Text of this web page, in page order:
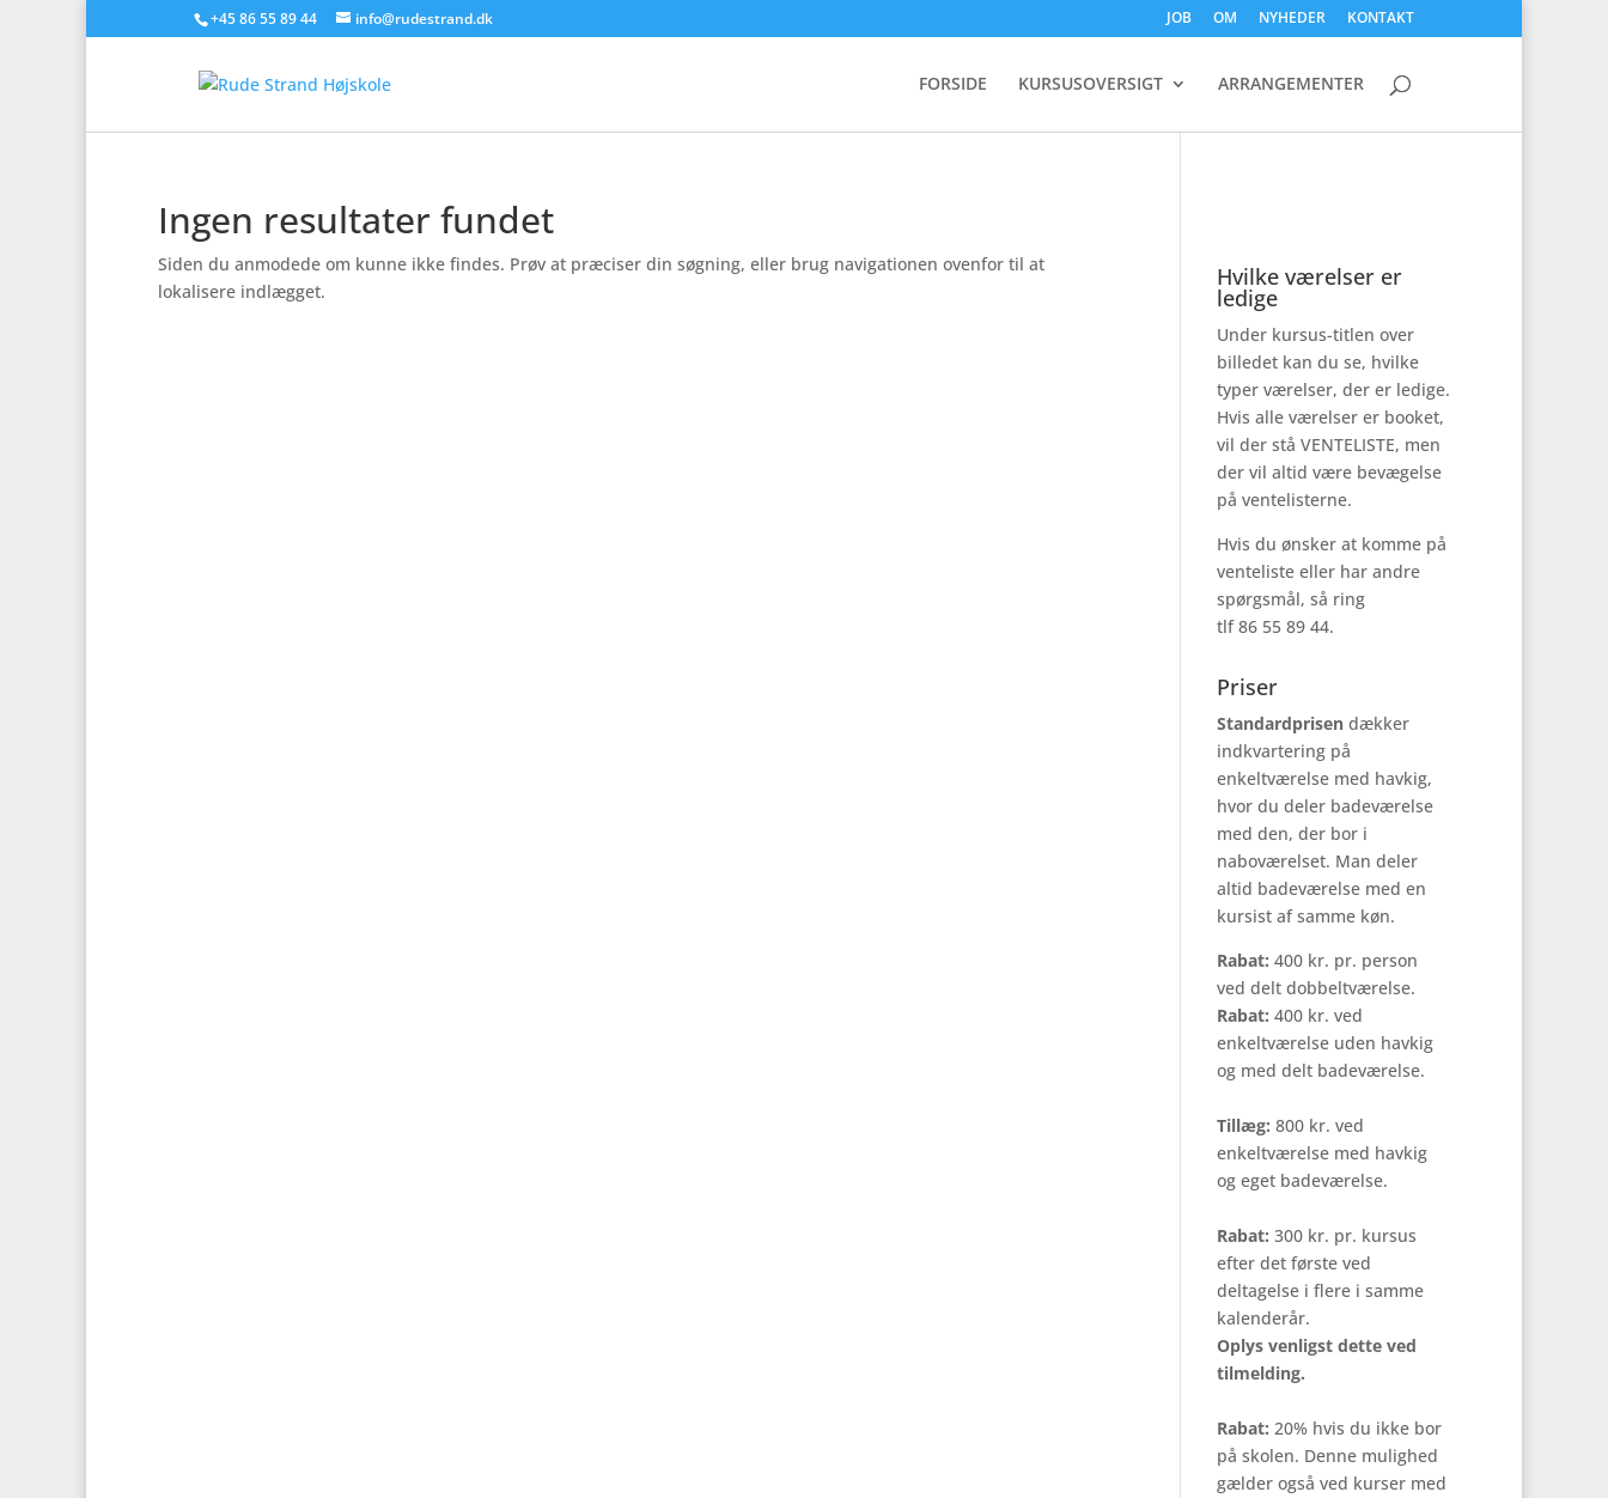
+45 86 55 89 44 info@rudestrand.dk JOB OM NYHEDER KONTAKT
FORSIDE KURSUSOVERSIGT ARRANGEMENTER
Ingen resultater fundet
Siden du anmodede om kunne ikke findes. Prøv at præciser din søgning, eller brug navigationen ovenfor til at
lokalisere indlægget.
Hvilke værelser er
ledige
Under kursus-titlen over
billedet kan du se, hvilke
typer værelser, der er ledige.
Hvis alle værelser er booket,
vil der stå VENTELISTE, men
der vil altid være bevægelse
på ventelisterne.
Hvis du ønsker at komme på
venteliste eller har andre
spørgsmål, så ring
tlf 86 55 89 44.
Priser
Standardprisen dækker
indkvartering på
enkeltværelse med havkig,
hvor du deler badeværelse
med den, der bor i
naboværelset. Man deler
altid badeværelse med en
kursist af samme køn.
Rabat: 400 kr. pr. person
ved delt dobbeltværelse.
Rabat: 400 kr. ved
enkeltværelse uden havkig
og med delt badeværelse.
Tillæg: 800 kr. ved
enkeltværelse med havkig
og eget badeværelse.
Rabat: 300 kr. pr. kursus
efter det første ved
deltagelse i flere i samme
kalenderår.
Oplys venligst dette ved
tilmelding.
Rabat: 20% hvis du ikke bor
på skolen. Denne mulighed
gælder også ved kurser med